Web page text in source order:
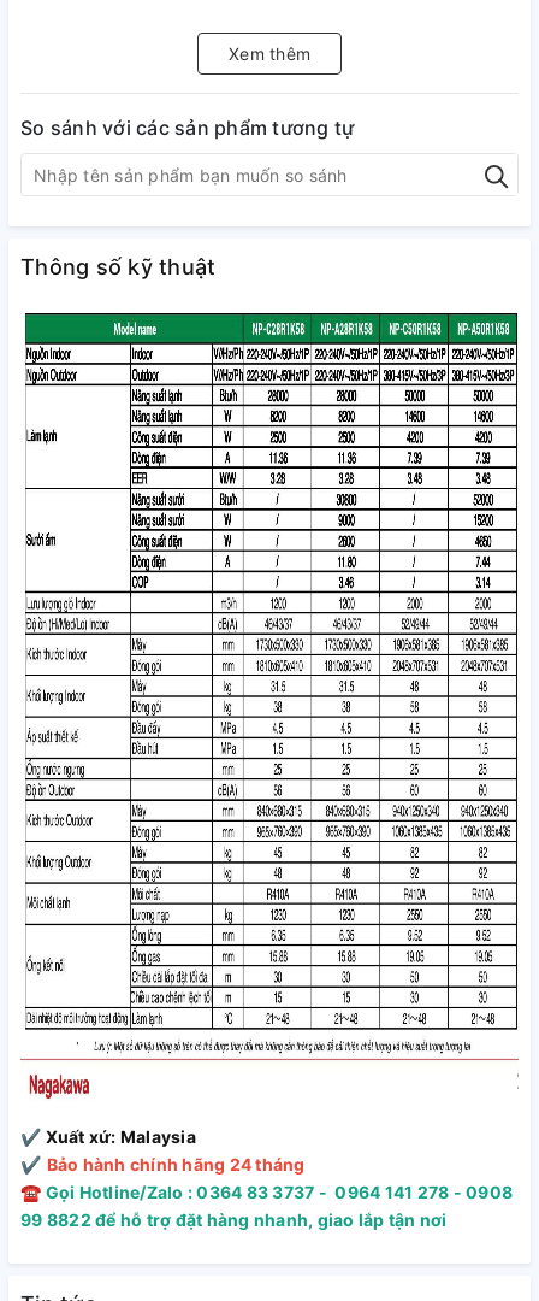
ĐIỀU HÒA TỦ ĐỨNG 1 CHIỀU – GIẢI PHÁP LÀM MÁT
CHUYÊN NGHIỆP CHO KHÔNG GIAN THƯƠNG MẠI
Tại các sảnh tiếp khách, nhà hàng, khách sạn hay trung tâm
trưng bày – không gian mát mẻ, dễ chịu luôn là yếu tố đầu
tiên khiến khách hàng cảm nhận được sự chỉn chu, chuyên
nghiệp từ chủ cơ sở. Với thiết kế hiện đại, hiệu năng mạnh
mẽ và loạt công nghệ tối ưu, Nagakawa NP-C28R1K58 là trợ
thủ lý tưởng giúp bạn làm mát nhanh, duy trì không khí sạch,
tiết kiệm thời gian vận hành và bảo trì.
LUỒNG GIÓ MẠNH MẼ, THỔI XA 15M – PHỦ MÁT TOÀN DIỆN
CHO KHÔNG GIAN LỚN
Xem thêm
So sánh với các sản phẩm tương tự
Thông số kỹ thuật
✔️ Xuất xứ: Malaysia
✔️ Bảo hành chính hãng 24 tháng
☎ Gọi Hotline/Zalo : 0364 83 3737 - 0964 141 278 - 0908
99 8822 để hỗ trợ đặt hàng nhanh, giao lắp tận nơi